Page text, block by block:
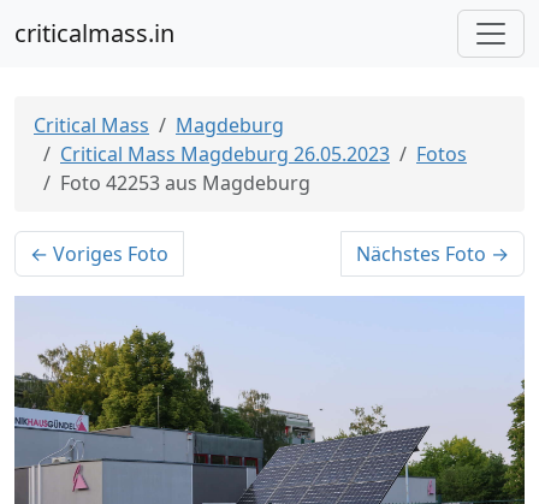
criticalmass.in
Critical Mass
Magdeburg
Critical Mass Magdeburg 26.05.2023
Fotos
Foto 42253 aus Magdeburg
← Voriges Foto Nächstes Foto →